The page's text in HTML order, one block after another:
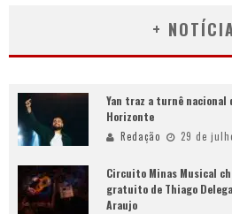
+
Yan traz a turnê nacional
Horizonte
Redação 29 de
Circuito Minas Musical
gratuito de Thiago
Araujo